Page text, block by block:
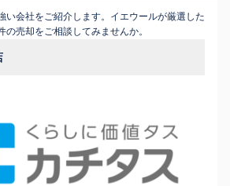
い会社をご紹介します。イエウールが厳選した
の売却をご相談してみませんか。